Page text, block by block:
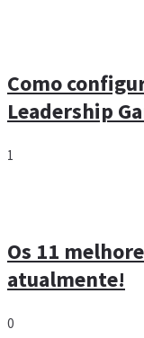
Como
Leadership
1
Os 11
atualmente!
0